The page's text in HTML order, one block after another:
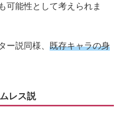
可能性として考えられま
ー説同様、 既存キャラの身
レス説